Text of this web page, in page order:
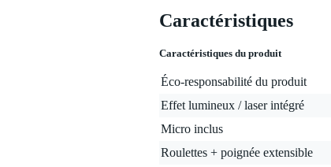
Caractéristiques
Caractéristiques du produit
Éco-responsabilité du produit
Effet lumineux / laser intégré
Micro inclus
Roulettes + poignée extensible